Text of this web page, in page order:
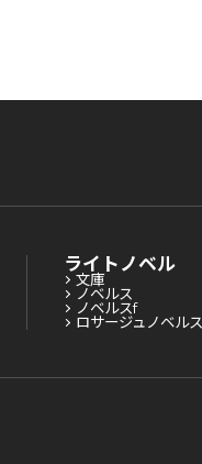
ライトノベル
文庫
ノベルス
ノベルスf
ロサージュノベルス